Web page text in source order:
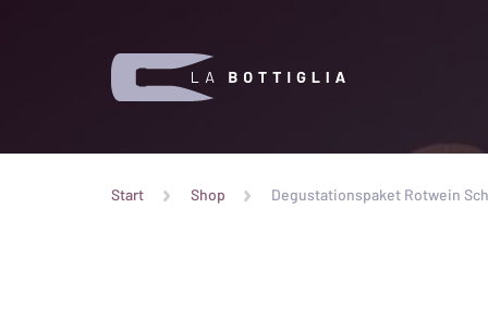
Start Shop Degustationspaket Rotwein